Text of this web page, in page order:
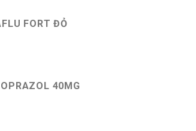
FORT ĐỎ
40MG